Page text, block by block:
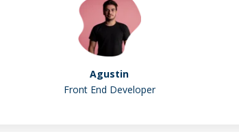
Agustin
Front End Developer